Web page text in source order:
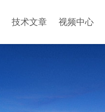
技术文章 视频中心